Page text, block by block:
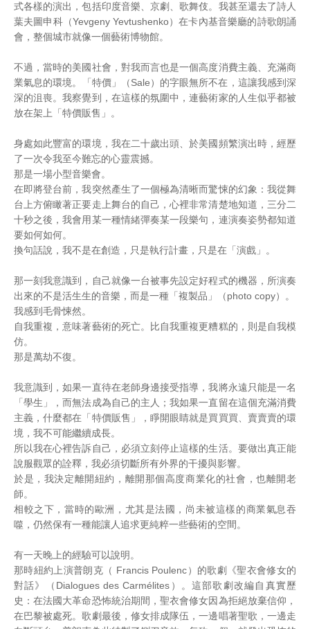
式各樣的演出，包括印度音樂、京劇、歌舞伎。我甚至還去了詩人
葉夫圖申科（Yevgeny Yevtushenko）在卡內基音樂廳的詩歌朗誦
會，整個城市就像一個藝術博物館。
不過，當時的美國社會，對我而言也是一個高度消費主義、充滿商
業氣息的環境。「特價」（Sale）的字眼無所不在，這讓我感到深
深的沮喪。我察覺到，在這樣的氛圍中，連藝術家的人生似乎都被
放在架上「特價販售」。
身處如此豐富的環境，我在二十歲出頭、於美國頻繁演出時，經歷
了一次令我至今難忘的心靈震撼。
那是一場小型音樂會。
在即將登台前，我突然產生了一個極為清晰而驚悚的幻象：我從舞
台上方俯瞰著正要走上舞台的自己，心裡非常清楚地知道，三分二
十秒之後，我會用某一種情緒彈奏某一段樂句，連演奏姿勢都知道
要如何如何。
換句話說，我不是在創造，只是執行計畫，只是在「演戲」。
那一刻我意識到，自己就像一台被事先設定好程式的機器，所演奏
出來的不是活生生的音樂，而是一種「複製品」（photo copy）。
我感到毛骨悚然。
自我重複，意味著藝術的死亡。比自我重複更糟糕的，則是自我模
仿。
那是萬劫不復。
我意識到，如果一直待在老師身邊接受指導，我將永遠只能是一名
「學生」，而無法成為自己的主人；我如果一直留在這個充滿消費
主義，什麼都在「特價販售」，睜開眼睛就是買買買、賣賣賣的環
境，我不可能繼續成長。
所以我在心裡告訴自己，必須立刻停止這樣的生活。要做出真正能
說服觀眾的詮釋，我必須切斷所有外界的干擾與影響。
於是，我決定離開紐約，離開那個高度商業化的社會，也離開老
師。
相較之下，當時的歐洲，尤其是法國，尚未被這樣的商業氣息吞
噬，仍然保有一種能讓人追求更純粹一些藝術的空間。
有一天晚上的經驗可以說明。
那時紐約上演普朗克（ Francis Poulenc）的歌劇《聖衣會修女的
對話》（Dialogues des Carmélites）。這部歌劇改編自真實歷
史：在法國大革命恐怖統治期間，聖衣會修女因為拒絕放棄信仰，
在巴黎被處死。歌劇最後，修女排成隊伍，一邊唱著聖歌，一邊走